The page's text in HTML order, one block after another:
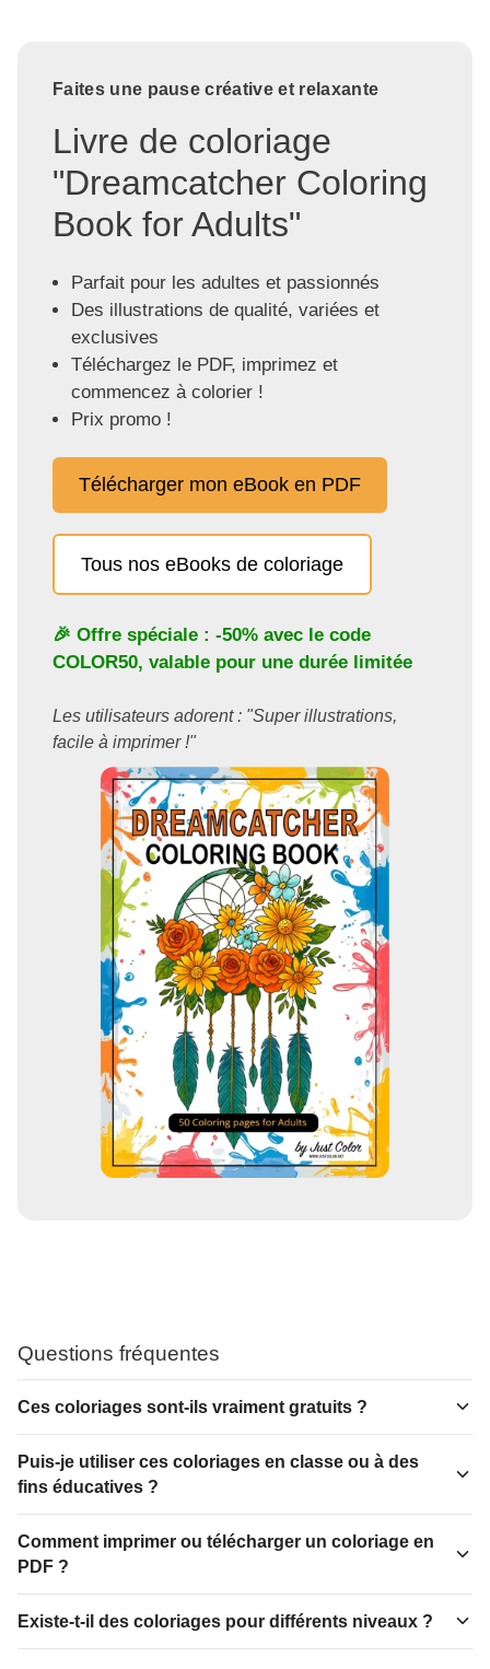
Faites une pause créative et relaxante
Livre de coloriage
"Dreamcatcher Coloring
Book for Adults"
Parfait pour les adultes et passionnés
Des illustrations de qualité, variées et
exclusives
Téléchargez le PDF, imprimez et
commencez à colorier !
Prix promo !
Télécharger mon eBook en PDF
Tous nos eBooks de coloriage
🎉 Offre spéciale : -50% avec le code
COLOR50, valable pour une durée limitée
Les utilisateurs adorent : "Super illustrations,
facile à imprimer !"
Questions fréquentes
Ces coloriages sont-ils vraiment gratuits ?
Puis-je utiliser ces coloriages en classe ou à des
fins éducatives ?
Comment imprimer ou télécharger un coloriage en
PDF ?
Existe-t-il des coloriages pour différents niveaux ?